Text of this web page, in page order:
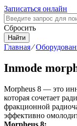
Записаться онлайн
Сбросить
Найти
Главная⁄
Inmode
Morpheus 8 — это
которая сочетает
фракционной
эффективно
Morpheus 8: